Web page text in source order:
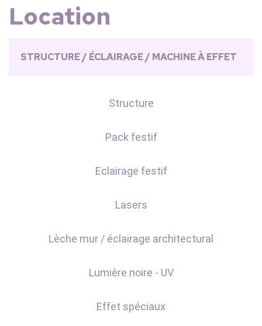
Location
STRUCTURE / ÉCLAIRAGE / MACHINE À EFFET
Structure
Pack festif
Eclairage festif
Lasers
Lèche mur / éclairage architectural
Lumière noire - UV
Effet spéciaux